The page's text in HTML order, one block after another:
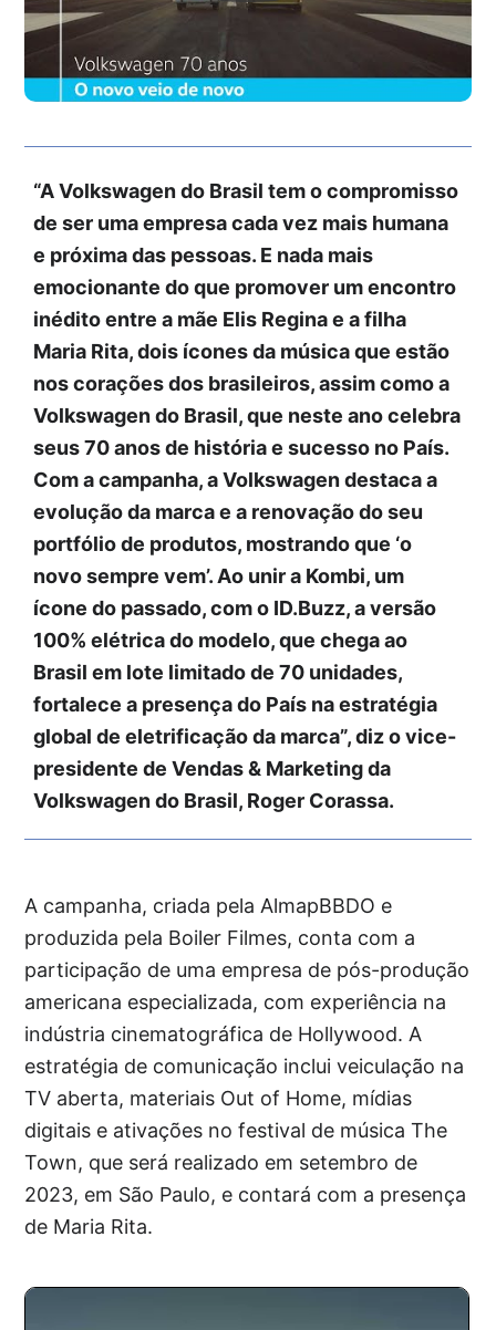
“A Volkswagen do Brasil tem o compromisso
de ser uma empresa cada vez mais humana
e próxima das pessoas. E nada mais
emocionante do que promover um encontro
inédito entre a mãe Elis Regina e a filha
Maria Rita, dois ícones da música que estão
nos corações dos brasileiros, assim como a
Volkswagen do Brasil, que neste ano celebra
seus 70 anos de história e sucesso no País.
Com a campanha, a Volkswagen destaca a
evolução da marca e a renovação do seu
portfólio de produtos, mostrando que ‘o
novo sempre vem’. Ao unir a Kombi, um
ícone do passado, com o ID.Buzz, a versão
100% elétrica do modelo, que chega ao
Brasil em lote limitado de 70 unidades,
fortalece a presença do País na estratégia
global de eletrificação da marca”, diz o vice-
presidente de Vendas & Marketing da
Volkswagen do Brasil, Roger Corassa.
A campanha, criada pela AlmapBBDO e
produzida pela Boiler Filmes, conta com a
participação de uma empresa de pós-produção
americana especializada, com experiência na
indústria cinematográfica de Hollywood. A
estratégia de comunicação inclui veiculação na
TV aberta, materiais Out of Home, mídias
digitais e ativações no festival de música The
Town, que será realizado em setembro de
2023, em São Paulo, e contará com a presença
de Maria Rita.